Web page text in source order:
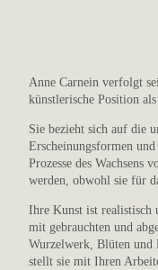
Anne Carnein verfolgt
künstlerische Position
Sie bezieht sich auf die
Erscheinungsformen
Prozesse des Wachsens
werden, obwohl sie für
Ihre Kunst ist realistisch
mit gebrauchten und
Wurzelwerk, Blüten und
stellt sie mit Ihren